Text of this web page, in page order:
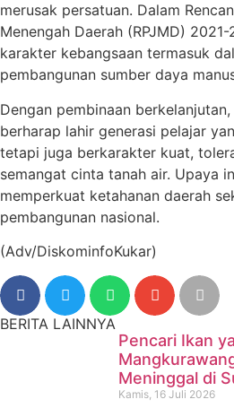
merusak persatuan. Dalam
Menengah Daerah (RPJMD)
karakter kebangsaan termasuk
pembangunan sumber daya
Dengan pembinaan
berharap lahir generasi pelajar
tetapi juga berkarakter kuat,
semangat cinta tanah air. Upaya
memperkuat ketahanan daerah
pembangunan nasional.
(Adv/DiskominfoKukar)
BERITA LAINNYA
Pencari Ikan
Meninggal di
Kamis, 16 Juli 2026